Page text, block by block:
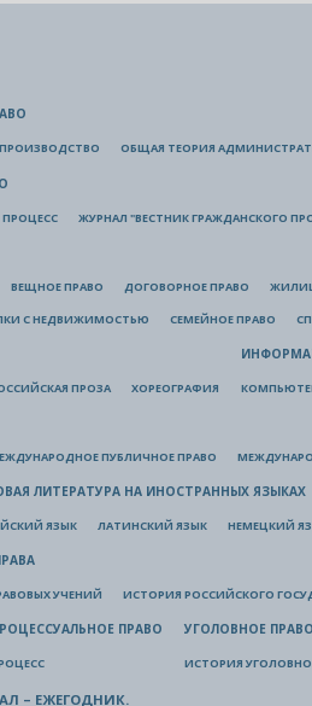
ОБЩАЯ ТЕОРИЯ
ЖУРНАЛ "ВЕСТНИК ГРАЖДАНСКОГО
ВЕЩНОЕ ПРАВО ДОГОВОРНОЕ ПРАВО
С НЕДВИЖИМОСТЬЮ СЕМЕЙНОЕ ПРАВО
ПРОЗА ХОРЕОГРАФИЯ
ПУБЛИЧНОЕ ПРАВО
ЛИТЕРАТУРА НА ИНОСТРАННЫХ ЯЗЫКАХ
ЯЗЫК ЛАТИНСКИЙ ЯЗЫК НЕМЕЦКИЙ
УЧЕНИЙ ИСТОРИЯ РОССИЙСКОГО
ПРАВО УГОЛОВНОЕ ПРАВО
ИСТОРИЯ
– ЕЖЕГОДНИК.